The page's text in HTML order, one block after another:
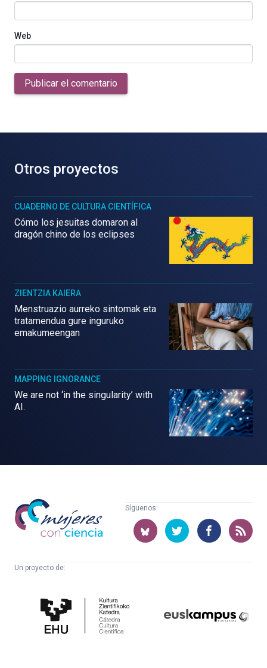
Web
Publicar el comentario
Otros proyectos
CUADERNO DE CULTURA CIENTÍFICA
Cómo los jesuitas domaron al
dragón chino de los eclipses
ZIENTZIA KAIERA
Menstruazio aurreko sintomak eta
tratamendua gure inguruko
emakumeengan
MAPPING IGNORANCE
We are not ‘in the singularity’ with
AI.
Mujeres
con
ciencia
Síguenos:
Un proyecto de:
Cultura
Científica